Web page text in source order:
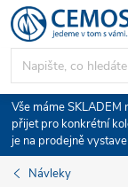
Přejít
na
obsah
Vše máme
přijet pro konkrétní
je na prodejně
Návleky